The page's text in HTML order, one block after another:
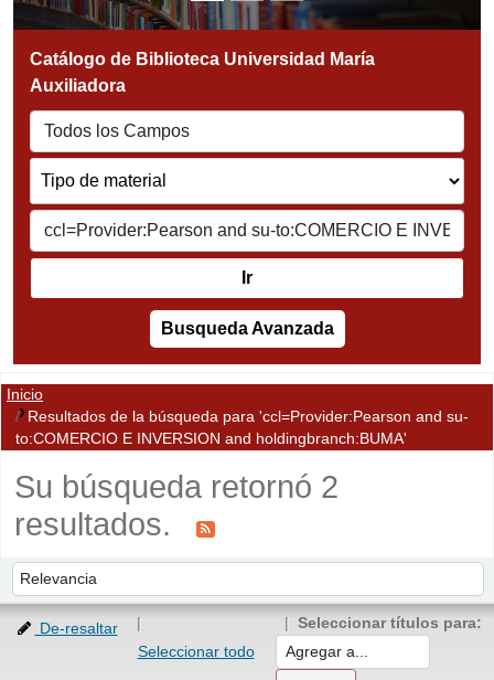
Ir
Busqueda Avanzada
Inicio
Resultados de la búsqueda para 'ccl=Provider:Pearson and su-
to:COMERCIO E INVERSION and holdingbranch:BUMA'
Su búsqueda retornó 2
resultados.
Ordenar por:
De-resaltar
Seleccionar todo
Seleccionar títulos para: